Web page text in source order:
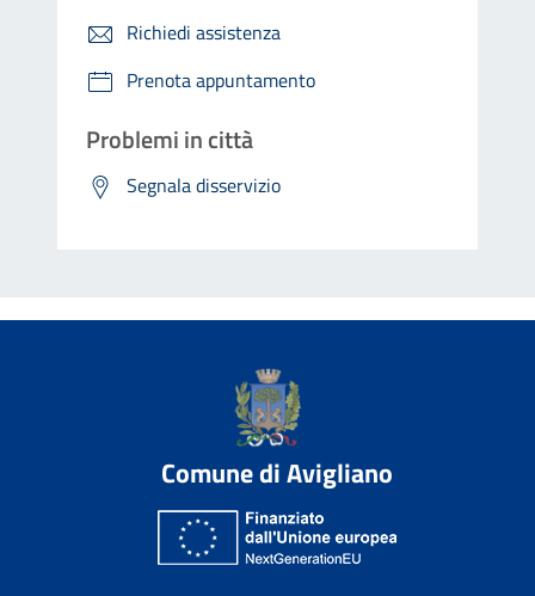
Richiedi assistenza
Prenota appuntamento
Problemi in città
Segnala disservizio
Comune di Avigliano